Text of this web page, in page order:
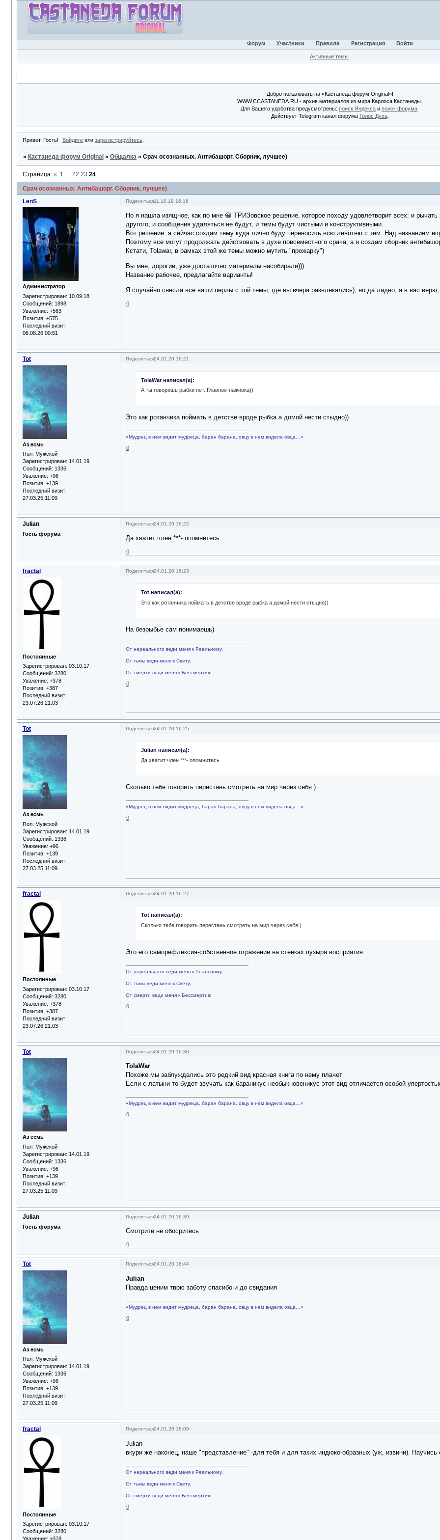
Форум Участники Правила Регистрация Войти
Активные темы
Добро пожаловать на «Кастанеда форум Original»!
WWW.CCASTANEDA.RU - архив материалов из мира Карлоса Кастанеды.
Для Вашего удобства предусмотрены:поиск Яндекса ипоиск форума
Действует Telegram канал форума Голос Духа.
Привет, Гость! Войдите илизарегистрируйтесь
» Кастанеда форум Original » Общалка » Срач осознанных. Антибашорг. Сборник, лучшее)
Срач осознанных. Антибашорг. Сборник, лучшее)
Страница: « 1 22 23 24
Поделиться11.10.19 16:16
LenS
Администратор
Зарегистрирован: 10.09.18
Сообщений: 1898
Уважение: +563
Позитив: +575
Последний визит:
06.08.26 00:51
Но я нашла изящное, как по мне 😀 ТРИЗовское решение, которое походу удовлетворит всех: и
другого, и сообщения удаляться не будут, и темы будут чистыми и конструктивными.
Вот решение: я сейчас создам тему куда лично буду переносить всю левотню с тем. Над названием
Поэтому все могут продолжать действовать в духе повсеместного срача, а я создам сборник
Кстати, Tolawar, в рамках этой же темы можно мутить "прожарку")
Вы мне, дорогие, уже достаточно материалы насобирали)))
Название рабочее, предлагайте варианты!
Я случайно снесла все ваши перлы с той темы, где вы вчера развлекались), но да ладно, я в вас
0
Поделиться24.01.20 16:21
Tot
Аз есмь
Пол: Мужской
Зарегистрирован: 14.01.19
Сообщений: 1336
Уважение: +96
Позитив: +139
Последний визит:
27.03.25 11:09
TolaWar написал(а):
А ты говоришь рыбки нет. Главное-наживка))
Это как ротанчика поймать в детстве вроде рыбка а домой нести стыдно))
«Мудрец в нем видит мудреца, баран барана, овцу в нем видела овца…»
0
Поделиться24.01.20 16:22
Julian
Гость форума
Да хватит член ***- опомнитесь
0
Поделиться24.01.20 16:23
fractal
Постоянные
Зарегистрирован: 03.10.17
Сообщений: 3280
Уважение: +378
Позитив: +387
Последний визит:
23.07.26 21:03
Tot написал(а):
Это как ротанчика поймать в детстве вроде рыбка а домой нести стыдно))
На безрыбье сам понимаешь)
От нереального веди меня к Реальному,
От тьмы веди меня к Свету,
От смерти веди меня к Бессмертию
0
Поделиться24.01.20 16:25
Tot
Аз есмь
Пол: Мужской
Зарегистрирован: 14.01.19
Сообщений: 1336
Уважение: +96
Позитив: +139
Последний визит:
27.03.25 11:09
Julian написал(а):
Да хватит член ***- опомнитесь
Сколько тебе говорить перестань смотреть на мир через себя )
«Мудрец в нем видит мудреца, баран барана, овцу в нем видела овца…»
0
Поделиться24.01.20 16:27
fractal
Постоянные
Зарегистрирован: 03.10.17
Сообщений: 3280
Уважение: +378
Позитив: +387
Последний визит:
23.07.26 21:03
Tot написал(а):
Сколько тебе говорить перестань смотреть на мир через себя )
Это его саморефлексия-собственное отражение на стенках пузыря восприятия
От нереального веди меня к Реальному,
От тьмы веди меня к Свету,
От смерти веди меня к Бессмертию
0
Поделиться24.01.20 16:30
Tot
Аз есмь
Пол: Мужской
Зарегистрирован: 14.01.19
Сообщений: 1336
Уважение: +96
Позитив: +139
Последний визит:
27.03.25 11:09
TolaWar
Похоже мы заблуждались это редкий вид красная книга по нему плачет
Если с латыни то будет звучать как бараникус необыкновеникус этот вид отличается особой
«Мудрец в нем видит мудреца, баран барана, овцу в нем видела овца…»
0
Поделиться24.01.20 16:39
Julian
Гость форума
Смотрите не обосритесь
0
Поделиться24.01.20 16:44
Tot
Аз есмь
Пол: Мужской
Зарегистрирован: 14.01.19
Сообщений: 1336
Уважение: +96
Позитив: +139
Последний визит:
27.03.25 11:09
Julian
Правда ценим твою заботу спасибо и до свидания
«Мудрец в нем видит мудреца, баран барана, овцу в нем видела овца…»
0
Поделиться24.01.20 18:09
fractal
Постоянные
Зарегистрирован: 03.10.17
Сообщений: 3280
Уважение: +378
Julian
вкури же наконец, наше "представление" -для тебя и для таких индюко-образных (уж, извини).
От нереального веди меня к Реальному,
От тьмы веди меня к Свету,
От смерти веди меня к Бессмертию
0